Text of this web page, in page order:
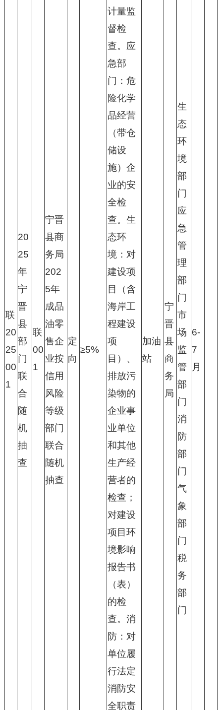
联
20
25
00
1
20
25
年
宁
晋
县
部
门
联
合
随
机
抽
查
联
00
1
宁晋
县商
务局
202
5年
成品
油零
售企
业按
信用
风险
等级
部门
联合
随机
抽查
定
向
≥5%
计量监
督检
查。应
急部
门：危
险化学
品经营
（带仓
储设
施）企
业的安
全检
查。生
态环
境：对
建设项
目（含
海岸工
程建设
项
目）、
排放污
染物的
企业事
业单位
和其他
生产经
营者的
检查；
对建设
项目环
境影响
报告书
（表）
的检
查。消
防：对
单位履
行法定
消防安
全职责
加油
站
宁
晋
县
商
务
局
生
态
环
境
部
门
应
急
管
理
部
门
市
场
监
管
部
门
消
防
部
门
气
象
部
门
税
务
部
门
6-
7
月